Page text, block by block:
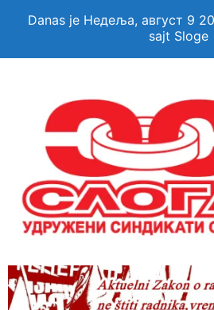
Danas je Недеља, август 9
sajt Sloge